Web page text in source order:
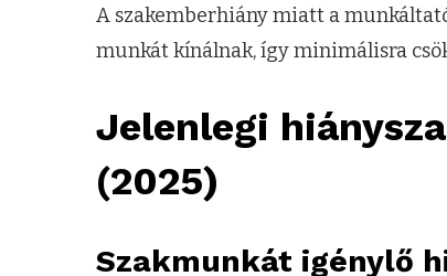
A szakemberhiány miatt a
munkát kínálnak, így minimálisra
Jelenlegi
(2025)
Szakmunkát igénylő